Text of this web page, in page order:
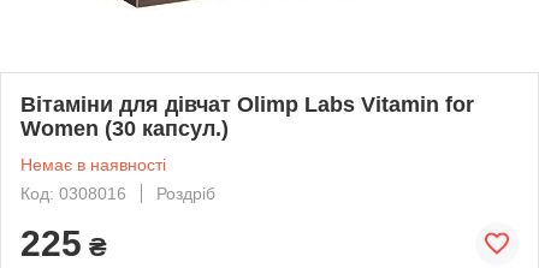
Вітаміни для дівчат Olimp Labs Vitamin for
Women (30 капсул.)
Немає в наявності
Код: 0308016
Роздріб
225 ₴